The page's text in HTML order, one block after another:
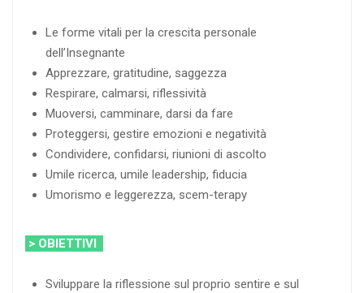
Le forme vitali per la crescita personale
dell’Insegnante
Apprezzare, gratitudine, saggezza
Respirare, calmarsi, riflessività
Muoversi, camminare, darsi da fare
Proteggersi, gestire emozioni e negatività
Condividere, confidarsi, riunioni di ascolto
Umile ricerca, umile leadership, fiducia
Umorismo e leggerezza, scem-terapy
> OBIETTIVI
Sviluppare la riflessione sul proprio sentire e sul